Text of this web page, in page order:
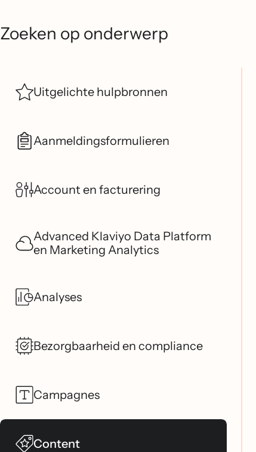
Zoeken op onderwerp
Uitgelichte hulpbronnen
Aanmeldingsformulieren
Account en facturering
Advanced Klaviyo Data Platform
en Marketing Analytics
Analyses
Bezorgbaarheid en compliance
Campagnes
Content